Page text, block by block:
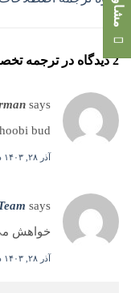
2 دیدگاه در ترجمه
says:
bud🌸🙏❤
آذر ۲۸, ۱۴۰۳ در ۱۶:۴۸
says:
خواهش
آذر ۲۸, ۱۴۰۳ در ۱۷:۱۱